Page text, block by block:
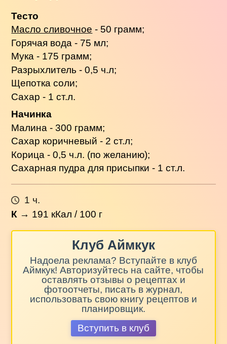
Тесто
Масло сливочное - 50 грамм;
Горячая вода - 75 мл;
Мука - 175 грамм;
Разрыхлитель - 0,5 ч.л;
Щепотка соли;
Сахар - 1 ст.л.
Начинка
Малина - 300 грамм;
Сахар коричневый - 2 ст.л;
Корица - 0,5 ч.л. (по желанию);
Сахарная пудра для присыпки - 1 ст.л.
1 ч.
К → 191 кКал / 100 г
Клуб Аймкук
Надоела реклама? Вступайте в клуб
Аймкук! Авторизуйтесь на сайте, чтобы
оставлять отзывы о рецептах и
фотоотчеты, писать в журнал,
использовать свою книгу рецептов и
планировщик.
Вступить в клуб